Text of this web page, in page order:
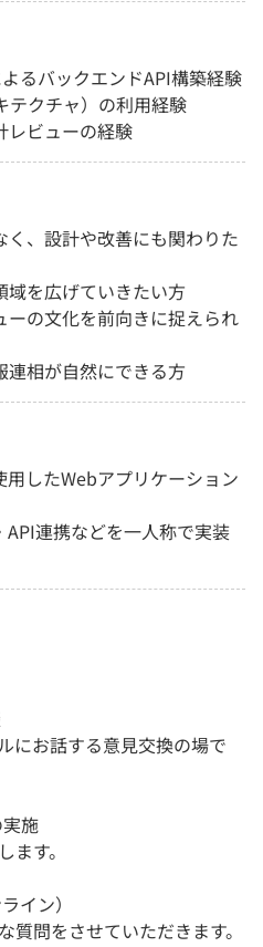
るバックエンドAPI構築経験
テクチャ）の利用経験
レビューの経験
、設計や改善にも関わりた
域を広げていきたい方
の文化を前向きに捉えられ
連相が自然にできる方
したWebアプリケーション
連携などを一人称で実装
にお話する意見交換の場で
実施
す。
イン）
問をさせていただきます。